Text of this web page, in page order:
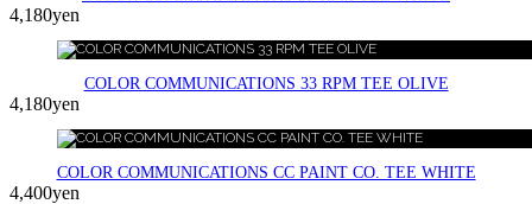
4,180yen
COLOR COMMUNICATIONS 33 RPM TEE OLIVE
4,180yen
COLOR COMMUNICATIONS CC PAINT CO. TEE WHITE
4,400yen